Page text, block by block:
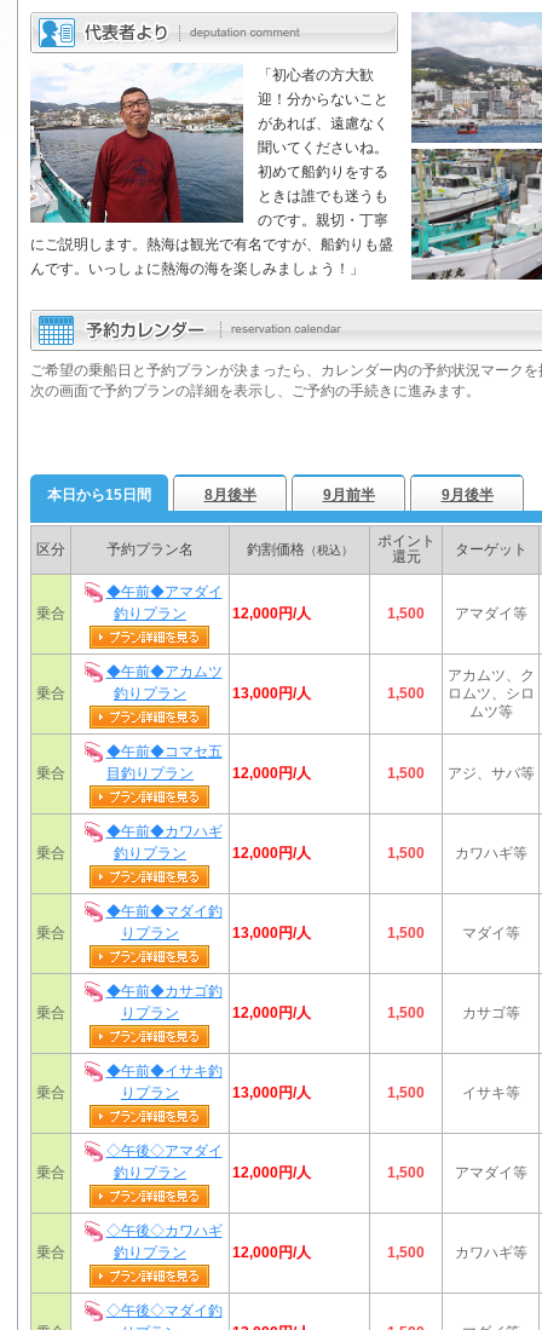
「初心者の方大歓
迎！分からないこと
があれば、遠慮なく
聞いてくださいね。
初めて船釣りをする
ときは誰でも迷うも
のです。親切・丁寧
にご説明します。熱海は観光で有名ですが、船釣りも盛
んです。いっしょに熱海の海を楽しみましょう！」
ご希望の乗船日と予約プランが決まったら、カレンダー内の予約状況マーク
次の画面で予約プランの詳細を表示し、ご予約の手続きに進みます。
本日から15日間 8月後半 9月前半 9月後半
区分 予約プラン名 釣割価格（税込）
ポイント
還元
ターゲット
乗合
◆午前◆アマダイ
釣りプラン
12,000円/人 1,500 アマダイ等
乗合
◆午前◆アカムツ
釣りプラン
13,000円/人 1,500
アカムツ、ク
ロムツ、シロ
ムツ等
乗合
◆午前◆コマセ五
目釣りプラン
12,000円/人 1,500 アジ、サバ等
乗合
◆午前◆カワハギ
釣りプラン
12,000円/人 1,500 カワハギ等
乗合
◆午前◆マダイ釣
りプラン
13,000円/人 1,500 マダイ等
乗合
◆午前◆カサゴ釣
りプラン
12,000円/人 1,500 カサゴ等
乗合
◆午前◆イサキ釣
りプラン
13,000円/人 1,500 イサキ等
乗合
◇午後◇アマダイ
釣りプラン
12,000円/人 1,500 アマダイ等
乗合
◇午後◇カワハギ
釣りプラン
12,000円/人 1,500 カワハギ等
◇午後◇マダイ釣